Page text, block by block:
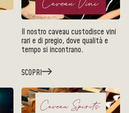
Il nostro caveau custodisce vini
rari e di pregio, dove qualità e
tempo si incontrano.
SCOPRI